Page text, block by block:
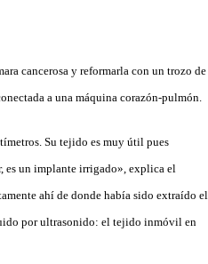
cancerosa y reformarla con un trozo de
a una máquina corazón-pulmón.
Su tejido es muy útil pues
es un implante irrigado», explica el
ahí de donde había sido extraído el
por ultrasonido: el tejido inmóvil en